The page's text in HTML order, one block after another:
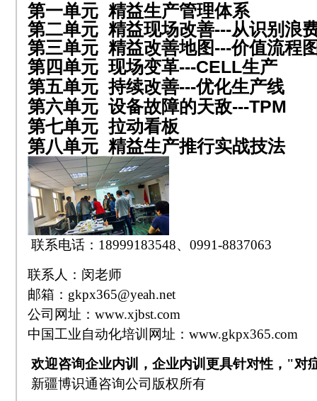
第一单元 精益生产管理体系
第二单元 精益现场改善---从识别浪
第三单元 精益改善地图---价值流程
第四单元 现场变革---CELL生产
第五单元 持续改善---优化生产线
第六单元 设备故障的天敌---TPM
第七单元 拉动看板
第八单元 精益生产推行实战技法
联系电话：18999183548、0991-8837063
联系人：闵老师
邮箱： gkpx365@yeah.net
公司网址： www.xjbst.com
中国工业自动化培训网址： www.gkpx365.com
欢迎咨询企业内训，企业内训更具针对性， "对
新疆博识通咨询公司版权所有